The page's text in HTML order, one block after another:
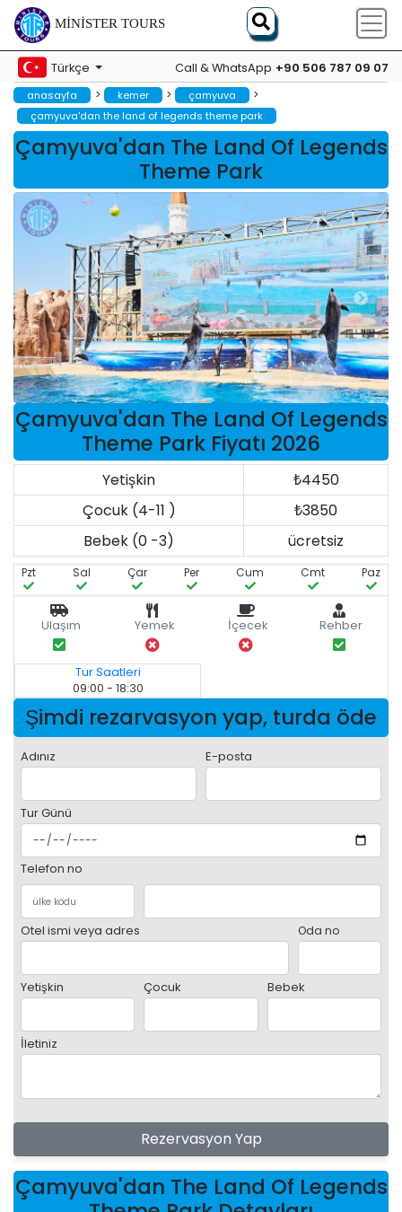
MINISTER TOURS
Türkçe Call & WhatsApp +90 506 787 09 07
anasayfa > kemer > çamyuva >
çamyuva'dan the land of legends theme park
Çamyuva'dan The Land Of Legends
Theme Park
Çamyuva'dan The Land Of Legends
Theme Park Fiyatı 2026
Yetişkin
₺4450
Çocuk (4-11 )
₺3850
Bebek (0 -3)
ücretsiz
Pzt Sal Çar Per Cum Cmt Paz
Ulaşım Yemek İçecek Rehber
Tur Saatleri
09:00 - 18:30
Şimdi rezarvasyon yap, turda öde
Adınız E-posta
Tur Günü
Telefon no
Otel ismi veya adres Oda no
Yetişkin Çocuk Bebek
İletiniz
Rezervasyon Yap
Çamyuva'dan The Land Of Legends